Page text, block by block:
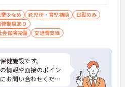
少なめ 託児所・育児補助
日勤のみ
修制度あり
会保険完備 交通費支給
健施設です。
情報や面接のポイン
お問い合わせくださ